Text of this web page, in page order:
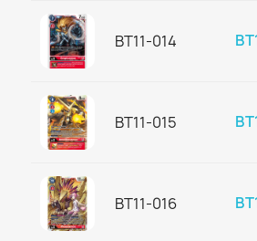
BT11-014
BT11-015
BT11-016